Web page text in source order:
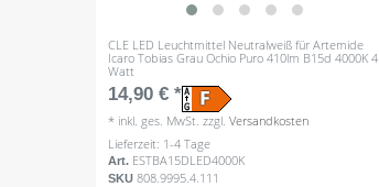
CLE LED Leuchtmittel Neutralweiß für Artemide
Icaro Tobias Grau Ochio Puro 410lm B15d 4000K 4
Watt
14,90 € *
* inkl. ges. MwSt. zzgl.Versandkosten
Lieferzeit: 1-4 Tage
Art. ESTBA15DLED4000K
SKU808.9995.4.111